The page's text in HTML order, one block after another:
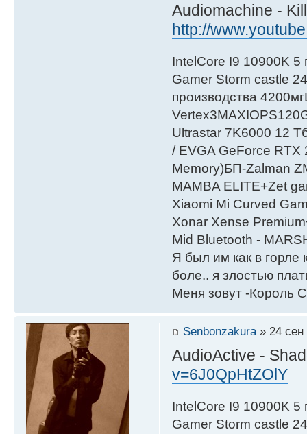
Audiomachine -
http://
IntelСore I9 10900K 5
Gamer Storm castle
производства
Ultrastar 7K6000 12
/ EVGA GeForce RTX
Мemory)БП-Zalman
MAMBA ELITE+Zet
Xiaomi Mi Curved
Xonar Xense
Mid Bluetooth -
Я был им как в горле
боле.. я злостью
Меня зовут -Король
Senbonzakura» 24 сен
AudioActive -
v=6J0QpHtZOlY
IntelСore I9 10900K 5
Gamer Storm castle